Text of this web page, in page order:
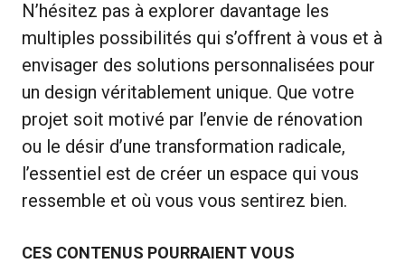
N’hésitez pas à explorer davantage les
multiples possibilités qui s’offrent à vous et à
envisager des solutions personnalisées pour
un design véritablement unique. Que votre
projet soit motivé par l’envie de rénovation
ou le désir d’une transformation radicale,
l’essentiel est de créer un espace qui vous
ressemble et où vous vous sentirez bien.
CES CONTENUS POURRAIENT VOUS